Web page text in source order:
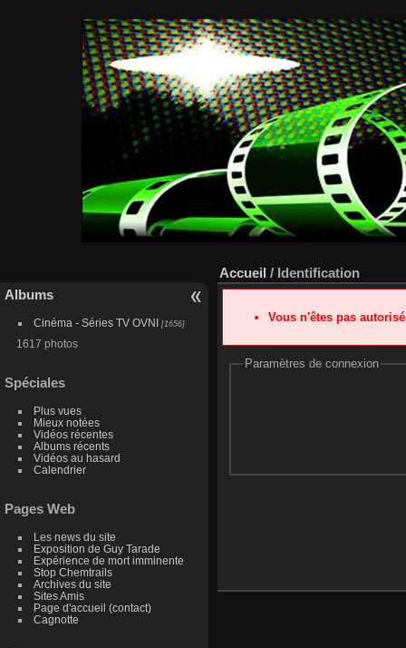
Albums
Cinéma - Séries TV OVNI [1656]
1617 photos
Spéciales
Plus vues
Mieux notées
Vidéos récentes
Albums récents
Vidéos au hasard
Calendrier
Pages Web
Les news du site
Exposition de Guy Tarade
Expérience de mort imminente
Stop Chemtrails
Archives du site
Sites Amis
Page d'accueil (contact)
Cagnotte
Accueil / Identification
Vous n'êtes pas
Paramètres de connexion